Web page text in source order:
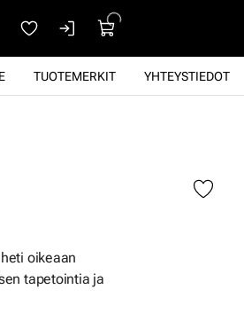
YHTEYSTIEDOT
TUOTEMERKIT
oikeaan
tapetointia ja